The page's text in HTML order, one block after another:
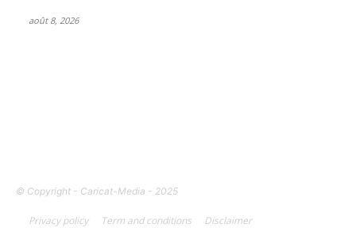
août 8, 2026
© Copyright - Caricat-Media - 2025
Privacy policy Term and conditions Disclaimer